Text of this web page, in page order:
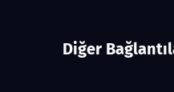
Diğer